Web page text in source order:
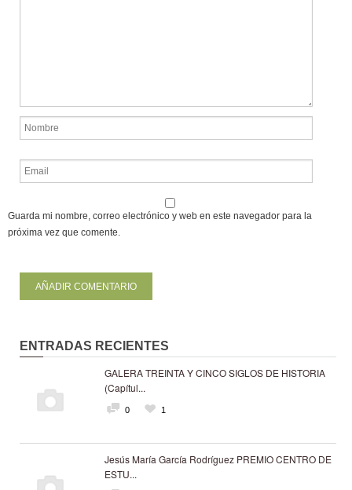
Guarda mi nombre, correo electrónico y web en este navegador para la
próxima vez que comente.
ENTRADAS RECIENTES
GALERA TREINTA Y CINCO SIGLOS DE HISTORIA
(Capítul...
0 1
Jesús María García Rodríguez PREMIO CENTRO DE
ESTU...